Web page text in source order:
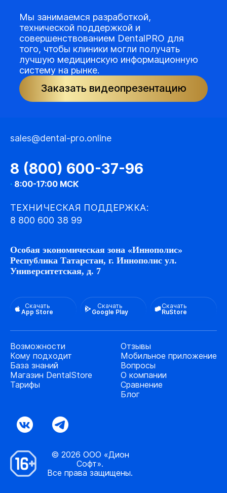
Мы занимаемся разработкой,
технической поддержкой и
совершенствованием DentalPRO для
того, чтобы клиники могли получать
лучшую медицинскую информационную
систему на рынке.
Заказать видеопрезентацию
sales@dental-pro.online
8 (800) 600-37-96
· 8:00-17:00 МСК
ТЕХНИЧЕСКАЯ ПОДДЕРЖКА:
8 800 600 38 99
Особая экономическая зона «Иннополис»
Республика Татарстан, г. Иннополис ул.
Университетская, д. 7
Скачать
App Store
Скачать
Google Play
Скачать
RuStore
Возможности
Кому подходит
База знаний
Магазин DentalStore
Тарифы
Отзывы
Мобильное приложение
Вопросы
О компании
Сравнение
Блог
© 2026 ООО «Дион
Софт».
Все права защищены.